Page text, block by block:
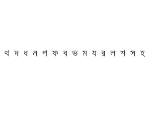
থ দ ধ ন প ফ ব ভ ম য র ল শ স হ